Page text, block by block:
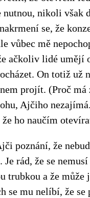
nutnou, nikoli však
se, že
vůbec mě
ačkoliv lidé umějí
On totiž už
projít. (Proč má
Ajčiho
ho naučím
poznání, že
Je rád, že se
trubkou a že může
se mu nelíbí, že